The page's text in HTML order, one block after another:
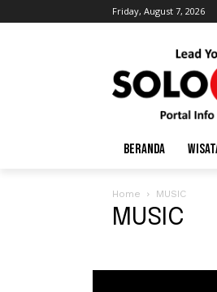
Friday, August 7, 2026
BERANDA
Home MUSIC
MUSIC